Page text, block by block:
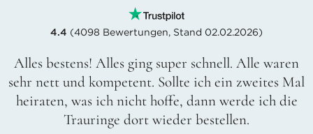
4.4 (4098 Bewertungen, Stand 02.02.2026)
Alles bestens! Alles ging super schnell. Alle waren
sehr nett und kompetent. Sollte ich ein zweites Mal
heiraten, was ich nicht hoffe, dann werde ich die
Trauringe dort wieder bestellen.